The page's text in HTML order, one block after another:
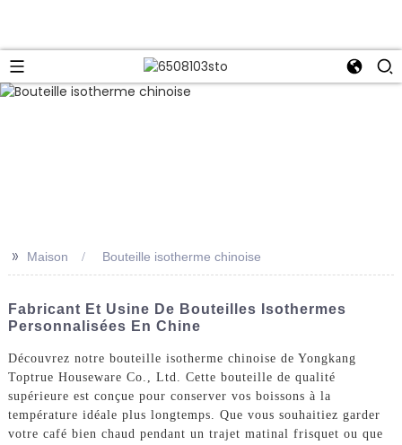
>> Maison Bouteille isotherme chinoise
Fabricant Et Usine De Bouteilles Isothermes
Personnalisées En Chine
Découvrez notre bouteille isotherme chinoise de Yongkang
Toptrue Houseware Co., Ltd. Cette bouteille de qualité
supérieure est conçue pour conserver vos boissons à la
température idéale plus longtemps. Que vous souhaitiez garder
votre café bien chaud pendant un trajet matinal frisquet ou que